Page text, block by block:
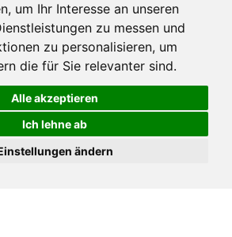
, um Ihr Interesse an unseren
zu messen und
zu personalisieren, um
die für Sie relevanter sind.
Alle akzeptieren
Ich lehne ab
ändern